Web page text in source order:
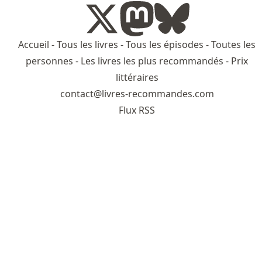
Accueil -Tous les livres -Tous les épisodes -Toutes les
personnes - Les livres les plus recommandés - Prix
littéraires
contact@livres-recommandes.com
Flux RSS